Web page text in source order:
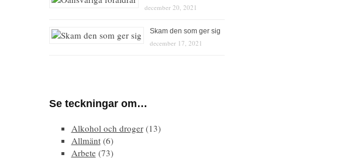
december 20, 2021
Skam den som ger sig
december 17, 2021
Se teckningar om…
Alkohol och droger(13)
Allmänt(6)
Arbete(73)